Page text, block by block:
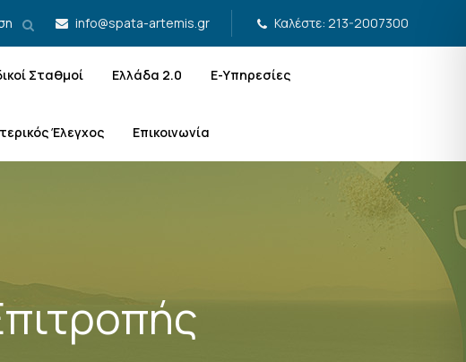
info@spata-artemis.gr Καλέστε: 213-2007300
Σταθμοί Ελλάδα 2.0 Ε-Υπηρεσίες
Έλεγχος Επικοινωνία